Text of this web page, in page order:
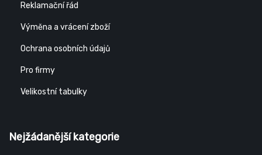
Reklamační řád
Výměna a vrácení zboží
Ochrana osobních údajů
Pro firmy
Velikostní tabulky
Nejžádanější kategorie